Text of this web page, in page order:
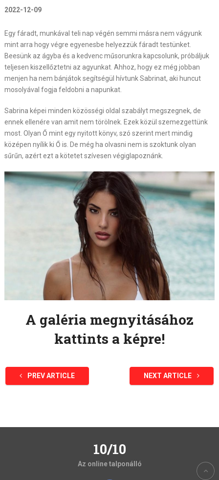
2022-12-09
Egy fáradt, munkával teli nap végén semmi másra nem vágyunk
mint arra hogy végre egyenesbe helyezzük fáradt testünket.
Beesünk az ágyba és a kedvenc műsorunkra kapcsolunk, próbáljuk
teljesen kiszellőztetni az agyunkat. Ahhoz, hogy ez még jobban
menjen ha nem bánjátok segítségül hívtunk Sabrinat, aki huncut
mosolyával fogja feldobni a napunkat.
Sabrina képei minden közösségi oldal szabályt megszegnek, de
ennek ellenére van amit nem törölnek. Ezek közül szemezgettünk
most. Olyan Ő mint egy nyitott könyv, szó szerint mert mindig
középen nyílik ki Ő is. De még ha olvasni nem is szoktunk olyan
sűrűn, azért ezt a kötetet szívesen végiglapoznánk.
A galéria megnyitásához
kattints a képre!
PREV ARTICLE NEXT ARTICLE
10/10
Az online talponálló